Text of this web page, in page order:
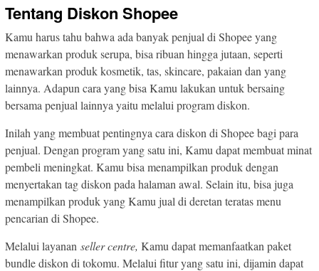
Tentang Diskon Shopee
Kamu harus tahu bahwa ada banyak penjual di Shopee yang
menawarkan produk serupa, bisa ribuan hingga jutaan, seperti
menawarkan produk kosmetik, tas, skincare, pakaian dan yang
lainnya. Adapun cara yang bisa Kamu lakukan untuk bersaing
bersama penjual lainnya yaitu melalui program diskon.
Inilah yang membuat pentingnya cara diskon di Shopee bagi para
penjual. Dengan program yang satu ini, Kamu dapat membuat minat
pembeli meningkat. Kamu bisa menampilkan produk dengan
menyertakan tag diskon pada halaman awal. Selain itu, bisa juga
menampilkan produk yang Kamu jual di deretan teratas menu
pencarian di Shopee.
Melalui layanan seller centre, Kamu dapat memanfaatkan paket
bundle diskon di tokomu. Melalui fitur yang satu ini, dijamin dapat